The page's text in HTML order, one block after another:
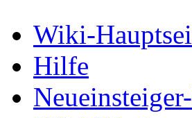
Wiki-
Hilfe